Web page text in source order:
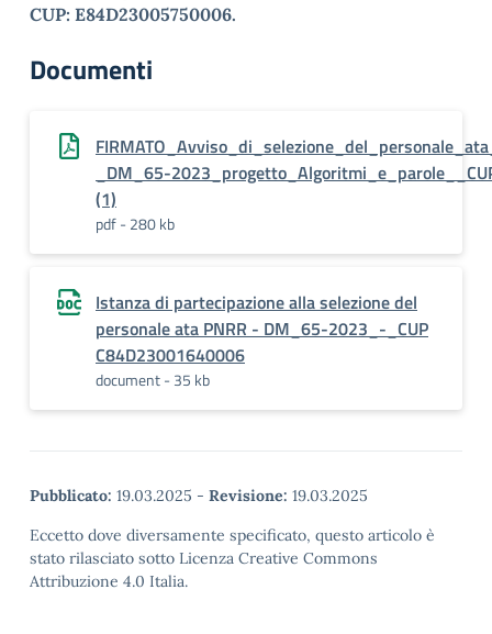
CUP: E84D23005750006.
Documenti
_DM_65-
(1)
pdf - 280 kb
Istanza di partecipazione alla selezione del
personale ata PNRR - DM_65-2023_-_CUP
C84D23001640006
document - 35 kb
Pubblicato: 19.03.2025 - Revisione: 19.03.2025
Eccetto dove diversamente specificato, questo articolo è
stato rilasciato sotto Licenza Creative Commons
Attribuzione 4.0 Italia.